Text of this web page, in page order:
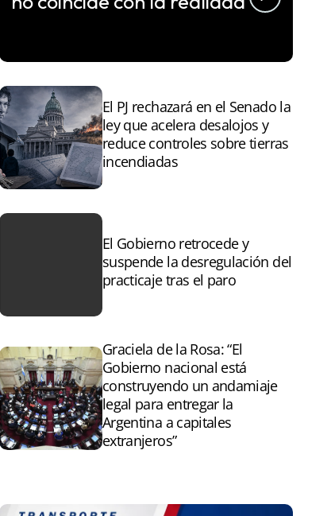
El PJ rechazará en el Senado la
ley que acelera desalojos y
reduce controles sobre tierras
incendiadas
El Gobierno retrocede y
suspende la desregulación del
practicaje tras el paro
Graciela de la Rosa: “El
Gobierno nacional está
construyendo un andamiaje
legal para entregar la
Argentina a capitales
extranjeros”